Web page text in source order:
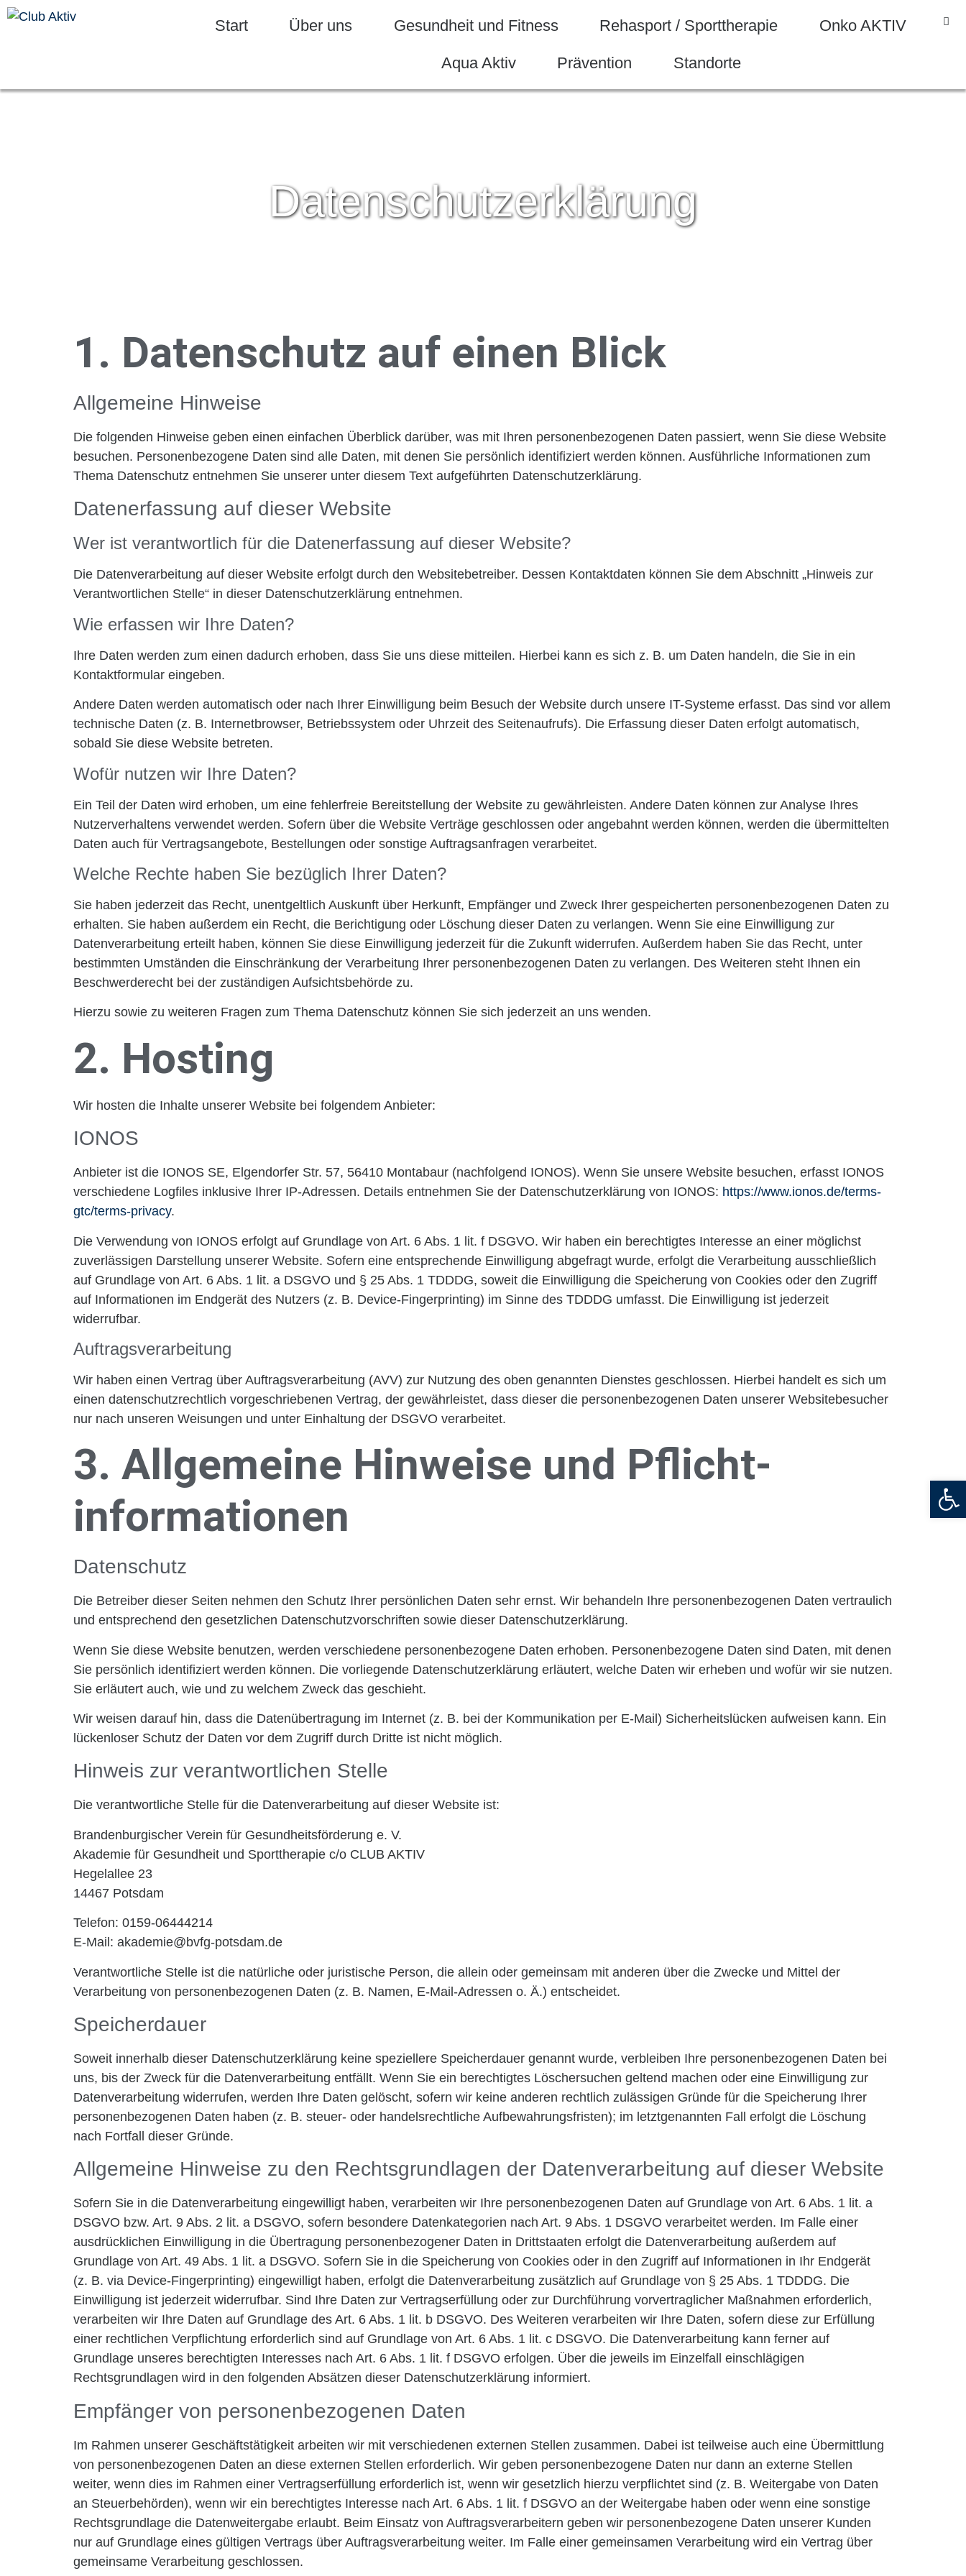
Start Über uns Gesundheit und Fitness Rehasport / Sporttherapie Onko AKTIV
Aqua Aktiv Prävention Standorte
Datenschutzerklärung
1. Datenschutz auf einen Blick
Allgemeine Hinweise
Die folgenden Hinweise geben einen einfachen Überblick darüber, was mit Ihren personenbezogenen Daten passiert, wenn Sie diese Website
besuchen. Personenbezogene Daten sind alle Daten, mit denen Sie persönlich identifiziert werden können. Ausführliche Informationen zum
Thema Datenschutz entnehmen Sie unserer unter diesem Text aufgeführten Datenschutzerklärung.
Datenerfassung auf dieser Website
Wer ist verantwortlich für die Datenerfassung auf dieser Website?
Die Datenverarbeitung auf dieser Website erfolgt durch den Websitebetreiber. Dessen Kontaktdaten können Sie dem Abschnitt „Hinweis zur
Verantwortlichen Stelle“ in dieser Datenschutzerklärung entnehmen.
Wie erfassen wir Ihre Daten?
Ihre Daten werden zum einen dadurch erhoben, dass Sie uns diese mitteilen. Hierbei kann es sich z. B. um Daten handeln, die Sie in ein
Kontaktformular eingeben.
Andere Daten werden automatisch oder nach Ihrer Einwilligung beim Besuch der Website durch unsere IT-Systeme erfasst. Das sind vor allem
technische Daten (z. B. Internetbrowser, Betriebssystem oder Uhrzeit des Seitenaufrufs). Die Erfassung dieser Daten erfolgt automatisch,
sobald Sie diese Website betreten.
Wofür nutzen wir Ihre Daten?
Ein Teil der Daten wird erhoben, um eine fehlerfreie Bereitstellung der Website zu gewährleisten. Andere Daten können zur Analyse Ihres
Nutzerverhaltens verwendet werden. Sofern über die Website Verträge geschlossen oder angebahnt werden können, werden die übermittelten
Daten auch für Vertragsangebote, Bestellungen oder sonstige Auftragsanfragen verarbeitet.
Welche Rechte haben Sie bezüglich Ihrer Daten?
Sie haben jederzeit das Recht, unentgeltlich Auskunft über Herkunft, Empfänger und Zweck Ihrer gespeicherten personenbezogenen Daten zu
erhalten. Sie haben außerdem ein Recht, die Berichtigung oder Löschung dieser Daten zu verlangen. Wenn Sie eine Einwilligung zur
Datenverarbeitung erteilt haben, können Sie diese Einwilligung jederzeit für die Zukunft widerrufen. Außerdem haben Sie das Recht, unter
bestimmten Umständen die Einschränkung der Verarbeitung Ihrer personenbezogenen Daten zu verlangen. Des Weiteren steht Ihnen ein
Beschwerderecht bei der zuständigen Aufsichtsbehörde zu.
Hierzu sowie zu weiteren Fragen zum Thema Datenschutz können Sie sich jederzeit an uns wenden.
2. Hosting
Wir hosten die Inhalte unserer Website bei folgendem Anbieter:
IONOS
Anbieter ist die IONOS SE, Elgendorfer Str. 57, 56410 Montabaur (nachfolgend IONOS). Wenn Sie unsere Website besuchen, erfasst IONOS
verschiedene Logfiles inklusive Ihrer IP-Adressen. Details entnehmen Sie der Datenschutzerklärung von IONOS: https://www.ionos.de/terms-
gtc/terms-privacy.
Die Verwendung von IONOS erfolgt auf Grundlage von Art. 6 Abs. 1 lit. f DSGVO. Wir haben ein berechtigtes Interesse an einer möglichst
zuverlässigen Darstellung unserer Website. Sofern eine entsprechende Einwilligung abgefragt wurde, erfolgt die Verarbeitung ausschließlich
auf Grundlage von Art. 6 Abs. 1 lit. a DSGVO und § 25 Abs. 1 TDDDG, soweit die Einwilligung die Speicherung von Cookies oder den Zugriff
auf Informationen im Endgerät des Nutzers (z. B. Device-Fingerprinting) im Sinne des TDDDG umfasst. Die Einwilligung ist jederzeit
widerrufbar.
Auftragsverarbeitung
Wir haben einen Vertrag über Auftragsverarbeitung (AVV) zur Nutzung des oben genannten Dienstes geschlossen. Hierbei handelt es sich um
einen datenschutzrechtlich vorgeschriebenen Vertrag, der gewährleistet, dass dieser die personenbezogenen Daten unserer Websitebesucher
nur nach unseren Weisungen und unter Einhaltung der DSGVO verarbeitet.
3. Allgemeine Hinweise und Pflicht­
informationen
Datenschutz
Die Betreiber dieser Seiten nehmen den Schutz Ihrer persönlichen Daten sehr ernst. Wir behandeln Ihre personenbezogenen Daten vertraulich
und entsprechend den gesetzlichen Datenschutzvorschriften sowie dieser Datenschutzerklärung.
Wenn Sie diese Website benutzen, werden verschiedene personenbezogene Daten erhoben. Personenbezogene Daten sind Daten, mit denen
Sie persönlich identifiziert werden können. Die vorliegende Datenschutzerklärung erläutert, welche Daten wir erheben und wofür wir sie nutzen.
Sie erläutert auch, wie und zu welchem Zweck das geschieht.
Wir weisen darauf hin, dass die Datenübertragung im Internet (z. B. bei der Kommunikation per E-Mail) Sicherheitslücken aufweisen kann. Ein
lückenloser Schutz der Daten vor dem Zugriff durch Dritte ist nicht möglich.
Hinweis zur verantwortlichen Stelle
Die verantwortliche Stelle für die Datenverarbeitung auf dieser Website ist:
Brandenburgischer Verein für Gesundheitsförderung e. V.
Akademie für Gesundheit und Sporttherapie c/o CLUB AKTIV
Hegelallee 23
14467 Potsdam
Telefon: 0159-06444214
E-Mail: akademie@bvfg-potsdam.de
Verantwortliche Stelle ist die natürliche oder juristische Person, die allein oder gemeinsam mit anderen über die Zwecke und Mittel der
Verarbeitung von personenbezogenen Daten (z. B. Namen, E-Mail-Adressen o. Ä.) entscheidet.
Speicherdauer
Soweit innerhalb dieser Datenschutzerklärung keine speziellere Speicherdauer genannt wurde, verbleiben Ihre personenbezogenen Daten bei
uns, bis der Zweck für die Datenverarbeitung entfällt. Wenn Sie ein berechtigtes Löschersuchen geltend machen oder eine Einwilligung zur
Datenverarbeitung widerrufen, werden Ihre Daten gelöscht, sofern wir keine anderen rechtlich zulässigen Gründe für die Speicherung Ihrer
personenbezogenen Daten haben (z. B. steuer- oder handelsrechtliche Aufbewahrungsfristen); im letztgenannten Fall erfolgt die Löschung
nach Fortfall dieser Gründe.
Allgemeine Hinweise zu den Rechtsgrundlagen der Datenverarbeitung auf dieser Website
Sofern Sie in die Datenverarbeitung eingewilligt haben, verarbeiten wir Ihre personenbezogenen Daten auf Grundlage von Art. 6 Abs. 1 lit. a
DSGVO bzw. Art. 9 Abs. 2 lit. a DSGVO, sofern besondere Datenkategorien nach Art. 9 Abs. 1 DSGVO verarbeitet werden. Im Falle einer
ausdrücklichen Einwilligung in die Übertragung personenbezogener Daten in Drittstaaten erfolgt die Datenverarbeitung außerdem auf
Grundlage von Art. 49 Abs. 1 lit. a DSGVO. Sofern Sie in die Speicherung von Cookies oder in den Zugriff auf Informationen in Ihr Endgerät
(z. B. via Device-Fingerprinting) eingewilligt haben, erfolgt die Datenverarbeitung zusätzlich auf Grundlage von § 25 Abs. 1 TDDDG. Die
Einwilligung ist jederzeit widerrufbar. Sind Ihre Daten zur Vertragserfüllung oder zur Durchführung vorvertraglicher Maßnahmen erforderlich,
verarbeiten wir Ihre Daten auf Grundlage des Art. 6 Abs. 1 lit. b DSGVO. Des Weiteren verarbeiten wir Ihre Daten, sofern diese zur Erfüllung
einer rechtlichen Verpflichtung erforderlich sind auf Grundlage von Art. 6 Abs. 1 lit. c DSGVO. Die Datenverarbeitung kann ferner auf
Grundlage unseres berechtigten Interesses nach Art. 6 Abs. 1 lit. f DSGVO erfolgen. Über die jeweils im Einzelfall einschlägigen
Rechtsgrundlagen wird in den folgenden Absätzen dieser Datenschutzerklärung informiert.
Empfänger von personenbezogenen Daten
Im Rahmen unserer Geschäftstätigkeit arbeiten wir mit verschiedenen externen Stellen zusammen. Dabei ist teilweise auch eine Übermittlung
von personenbezogenen Daten an diese externen Stellen erforderlich. Wir geben personenbezogene Daten nur dann an externe Stellen
weiter, wenn dies im Rahmen einer Vertragserfüllung erforderlich ist, wenn wir gesetzlich hierzu verpflichtet sind (z. B. Weitergabe von Daten
an Steuerbehörden), wenn wir ein berechtigtes Interesse nach Art. 6 Abs. 1 lit. f DSGVO an der Weitergabe haben oder wenn eine sonstige
Rechtsgrundlage die Datenweitergabe erlaubt. Beim Einsatz von Auftragsverarbeitern geben wir personenbezogene Daten unserer Kunden
nur auf Grundlage eines gültigen Vertrags über Auftragsverarbeitung weiter. Im Falle einer gemeinsamen Verarbeitung wird ein Vertrag über
gemeinsame Verarbeitung geschlossen.